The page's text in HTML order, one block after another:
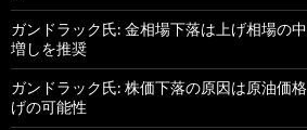
ガンドラック氏: 金相場下落は上げ相場の
増しを推奨
ガンドラック氏: 株価下落の原因は原油価
げの可能性